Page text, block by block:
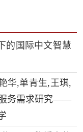
的国际中文智慧
华,单青生,王琪,
服务需求研究——